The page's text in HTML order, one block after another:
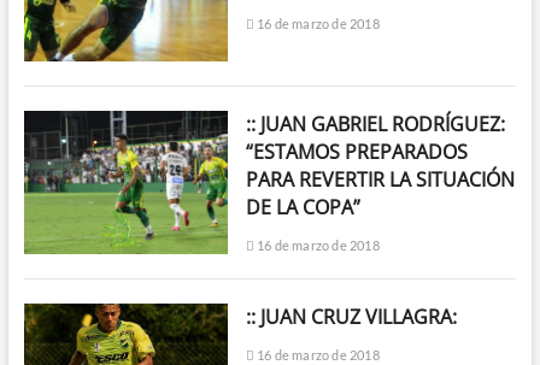
16 de marzo de 2018
:: JUAN GABRIEL RODRÍGUEZ:
“ESTAMOS PREPARADOS
PARA REVERTIR LA SITUACIÓN
DE LA COPA”
16 de marzo de 2018
:: JUAN CRUZ VILLAGRA:
16 de marzo de 2018